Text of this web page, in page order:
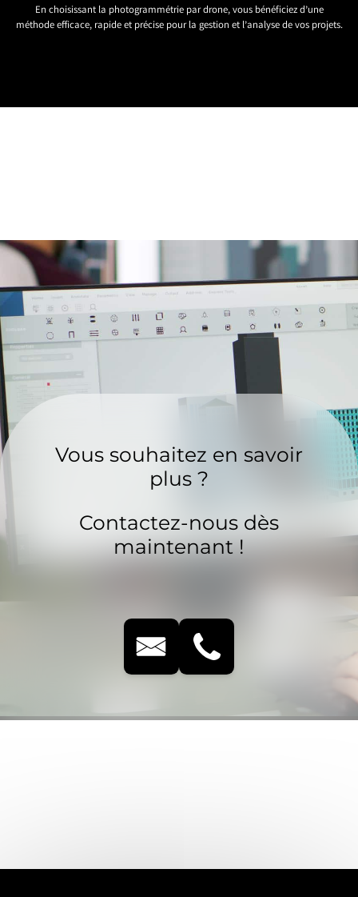
En choisissant la photogrammétrie par drone, vous bénéficiez d’une
méthode efficace, rapide et précise pour la gestion et l’analyse de vos projets.
Vous souhaitez en savoir
plus ?
Contactez-nous dès
maintenant !